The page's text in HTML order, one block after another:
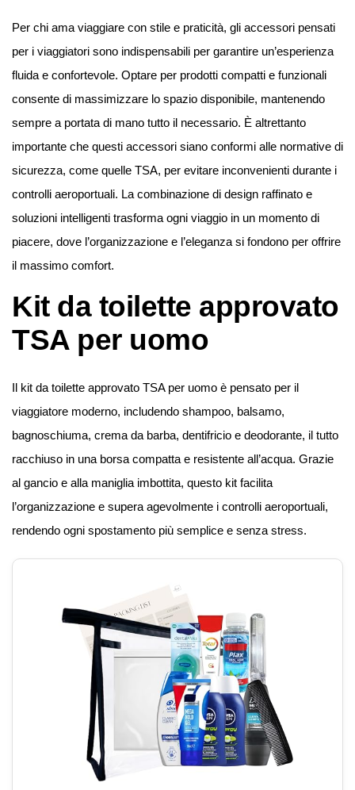
Per chi ama viaggiare con stile e praticità, gli accessori pensati
per i viaggiatori sono indispensabili per garantire un’esperienza
fluida e confortevole. Optare per prodotti compatti e funzionali
consente di massimizzare lo spazio disponibile, mantenendo
sempre a portata di mano tutto il necessario. È altrettanto
importante che questi accessori siano conformi alle normative di
sicurezza, come quelle TSA, per evitare inconvenienti durante i
controlli aeroportuali. La combinazione di design raffinato e
soluzioni intelligenti trasforma ogni viaggio in un momento di
piacere, dove l’organizzazione e l’eleganza si fondono per offrire
il massimo comfort.
Kit da toilette approvato
TSA per uomo
Il kit da toilette approvato TSA per uomo è pensato per il
viaggiatore moderno, includendo shampoo, balsamo,
bagnoschiuma, crema da barba, dentifricio e deodorante, il tutto
racchiuso in una borsa compatta e resistente all’acqua. Grazie
al gancio e alla maniglia imbottita, questo kit facilita
l’organizzazione e supera agevolmente i controlli aeroportuali,
rendendo ogni spostamento più semplice e senza stress.